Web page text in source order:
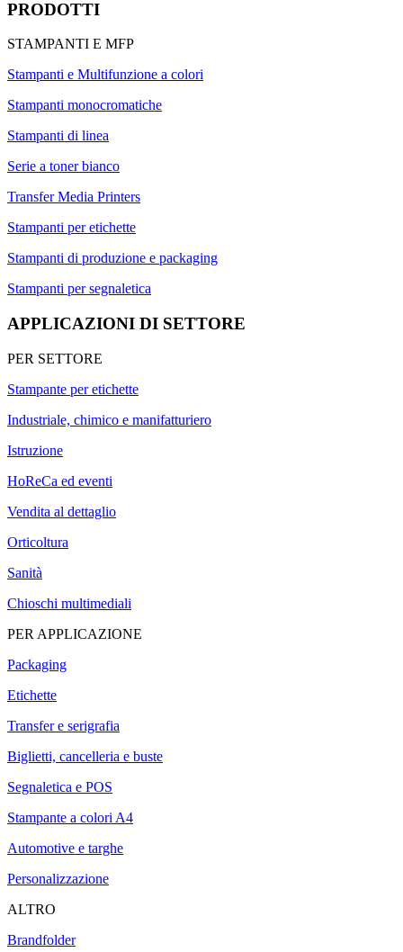
PRODOTTI
STAMPANTI E MFP
Stampanti e Multifunzione a colori
Stampanti monocromatiche
Stampanti di linea
Serie a toner bianco
Transfer Media Printers
Stampanti per etichette
Stampanti di produzione e packaging
Stampanti per segnaletica
APPLICAZIONI DI SETTORE
PER SETTORE
Stampante per etichette
Industriale, chimico e manifatturiero
Istruzione
HoReCa ed eventi
Vendita al dettaglio
Orticoltura
Sanità
Chioschi multimediali
PER APPLICAZIONE
Packaging
Etichette
Transfer e serigrafia
Biglietti, cancelleria e buste
Segnaletica e POS
Stampante a colori A4
Automotive e targhe
Personalizzazione
ALTRO
Brandfolder